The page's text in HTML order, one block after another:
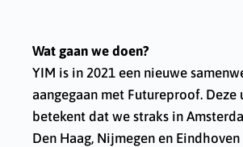
Wat gaan we doen?
YIM is in 2021 een nieuwe
aangegaan met Futureproof.
betekent dat we straks in
Den Haag, Nijmegen en